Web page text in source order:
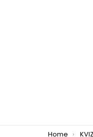
You are here:
Home KVIZ